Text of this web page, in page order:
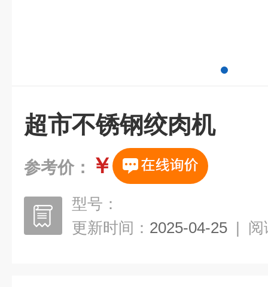
超市不锈钢绞肉机
参考价： ￥
型号：
更新时间： 2025-04-25 | 阅